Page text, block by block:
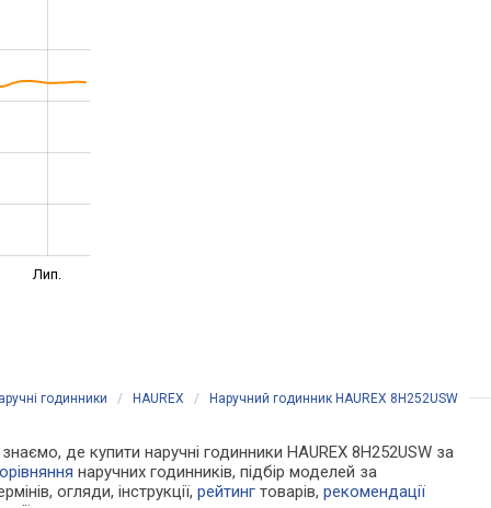
Лип.
годинники / HAUREX / Наручний годинник HAUREX 8H252USW
де купити наручні годинники HAUREX 8H252USW за
наручних годинників, підбір моделей за
огляди, інструкції,рейтинг товарів,рекомендації